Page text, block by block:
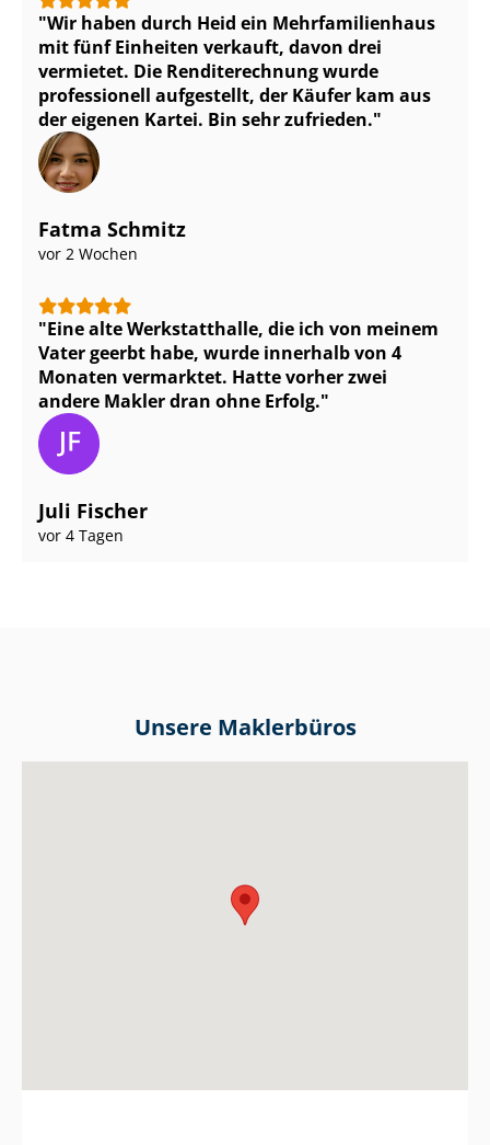
Wir haben durch Heid ein Mehr­fa­mi­li­en­haus
mit fünf Einheiten verkauft, davon drei
vermietet. Die Renditerechnung wurde
professionell aufgestellt, der Käufer kam aus
der eigenen Kartei. Bin sehr zufrieden.
Fatma Schmitz
vor 2 Wochen
Eine alte Werkstatthalle, die ich von meinem
Vater geerbt habe, wurde innerhalb von 4
Monaten vermarktet. Hatte vorher zwei
andere Makler dran ohne Erfolg.
Juli Fischer
vor 4 Tagen
Unsere Maklerbüros